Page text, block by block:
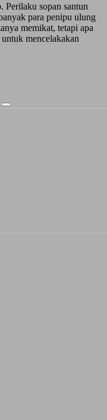
Perilaku sopan santun
para penipu ulung
memikat, tetapi apa
mencelakakan